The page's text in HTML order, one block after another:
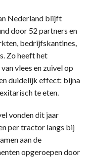
Nederland blijft
door 52 partners en
bedrijfskantines,
Zo heeft het
vlees en zuivel op
duidelijk effect: bijna
te eten.
vonden dit jaar
per tractor langs bij
aan de
opgeroepen door